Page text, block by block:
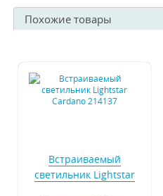
Похожие товары
Встраиваемый
светильник Lightstar